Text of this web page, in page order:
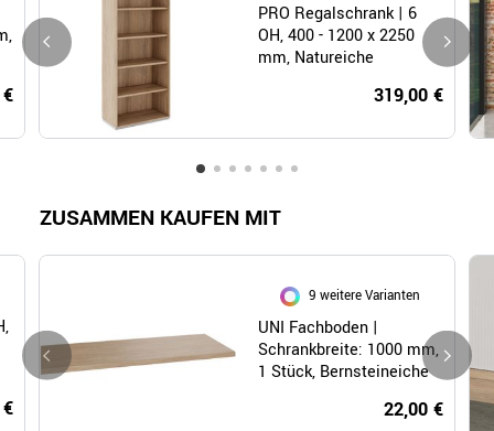
PRO Regalschrank | 6
OH, 400 - 1200 x 2250
mm, Natureiche
319,00 €
ZUSAMMEN KAUFEN MIT
9 weitere Varianten
UNI Fachboden |
Schrankbreite: 1000 mm,
1 Stück, Bernsteineiche
22,00 €